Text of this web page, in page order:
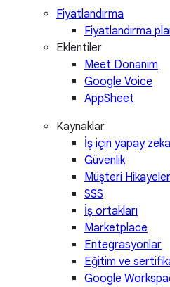
Fiyatlandırma
Fiyatlandırma
Eklentiler
Meet Donanım
Google Voice
AppSheet
Kaynaklar
İş için yapay
Güvenlik
Müşteri
SSS
İş ortakları
Marketplace
Entegrasyonlar
Eğitim ve
Google